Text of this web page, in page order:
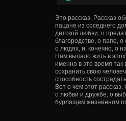
Это рассказ. Рассказ
пацане из соседнего
детской любви, о
благородстве, о папе,
о людях, и, конечно, о
Нам выпало жить в
именно в это время так
сохранить свою
способность
Вот о чем этот
о любви и дружбе, о
бурлящем жизненном